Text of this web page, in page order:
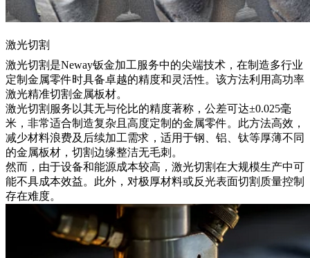
激光切割
激光切割 是Neway钣金加工服务中的尖端技术，在制造多行业
定制金属零件时具备卓越的精度和灵活性。该方法利用高功率
激光精准切割金属板材。
激光切割服务 以其无与伦比的精度著称，公差可达±0.025毫
米，非常适合制造复杂且高度定制的金属零件。此方法高效，
减少材料浪费及后续加工需求，适用于钢、铝、钛等厚薄不同
的金属板材，切割边缘整洁无毛刺。
然而，由于设备和能源成本较高，激光切割在大规模生产中可
能不具成本效益。此外，对极厚材料或反光表面切割质量控制
存在难度。